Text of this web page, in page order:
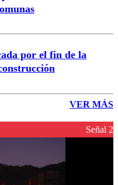
por el fin de la
VER MÁS
Señal 2